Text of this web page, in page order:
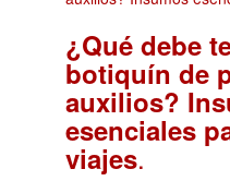
¿Qué debe
botiquín de
auxilios?
esenciales
viajes.